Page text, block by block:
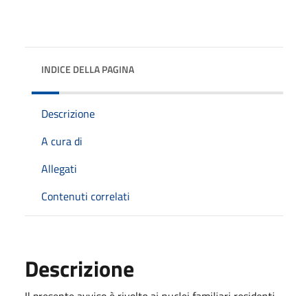
INDICE DELLA PAGINA
Descrizione
A cura di
Allegati
Contenuti correlati
Descrizione